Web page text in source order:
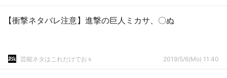
【衝撃ネタバレ注意】進撃の巨人ミカサ、〇ぬ
芸能ネタはこれだけでおｋ 2019/5/6(Mo) 11:40